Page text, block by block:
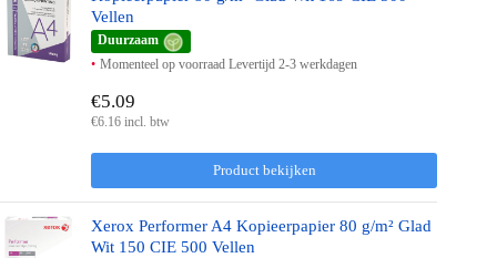
Vellen
Duurzaam
Momenteel op voorraad Levertijd 2-3 werkdagen
Product bekijken
€5.09
€6.16 incl. btw
Xerox Performer A4 Kopieerpapier 80 g/m² Glad
Wit 150 CIE 500 Vellen